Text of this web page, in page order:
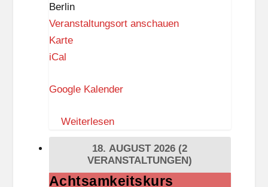
g
s
Berlin
Veranstaltungsort anschauen
KarteB
i
K
i
o
iCal
Google Kalender
Weiterlesen
18. AUGUST 2026 (2
VERANSTALTUNGEN)
Achtsamkeitskurs
Achtsamkeitskurs